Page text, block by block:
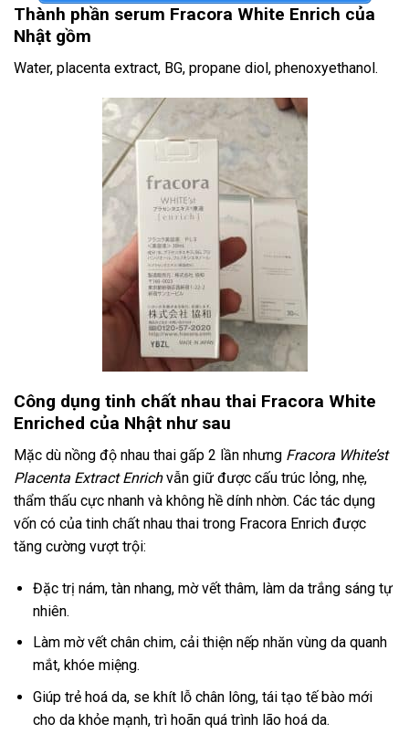
Thành phần serum Fracora White Enrich của
Nhật gồm
Water, placenta extract, BG, propane diol, phenoxyethanol.
Công dụng tinh chất nhau thai Fracora White
Enriched của Nhật như sau
Mặc dù nồng độ nhau thai gấp 2 lần nhưng Fracora White’st
Placenta Extract Enrichvẫn giữ được cấu trúc lỏng, nhẹ,
thẩm thấu cực nhanh và không hề dính nhờn. Các tác dụng
vốn có của tinh chất nhau thai trong Fracora Enrich được
tăng cường vượt trội:
Đặc trị nám, tàn nhang, mờ vết thâm, làm da trắng sáng tự
nhiên.
Làm mờ vết chân chim, cải thiện nếp nhăn vùng da quanh
mắt, khóe miệng.
Giúp trẻ hoá da, se khít lỗ chân lông, tái tạo tế bào mới
cho da khỏe mạnh, trì hoãn quá trình lão hoá da.